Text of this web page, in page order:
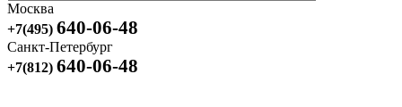
Москва
+7(495) 640-06-48
Санкт-Петербург
+7(812) 640-06-48